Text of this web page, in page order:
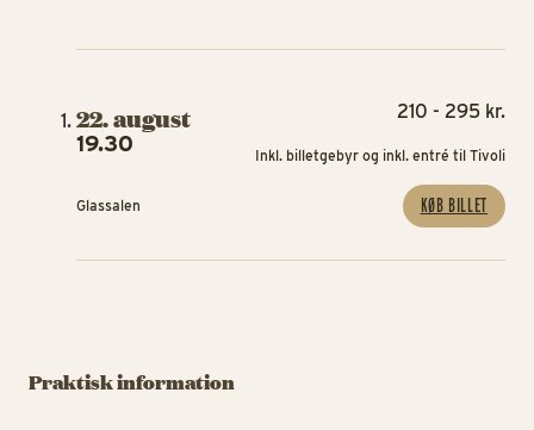
22. august
19.30
Glassalen
210 - 295 kr.
Inkl. billetgebyr og inkl. entré til Tivoli
KØB BILLET
Praktisk information